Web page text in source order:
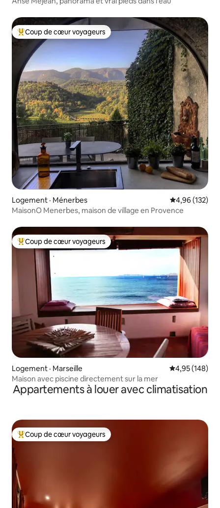
Coup de cœur voyageurs parmi les plus aimés
Coup de cœur voyageurs
Logement · Ménerbes Note
4,96 (132)
MaisonO Menerbes, maison de village en Provence
Coup de cœur voyageurs parmi les plus aimés
Coup de cœur voyageurs
Logement · Marseille Note
4,95 (148)
Maison avec piscine directement sur la mer
Appartements à louer avec climatisation
Coup de cœur voyageurs parmi les plus aimés
Coup de cœur voyageurs